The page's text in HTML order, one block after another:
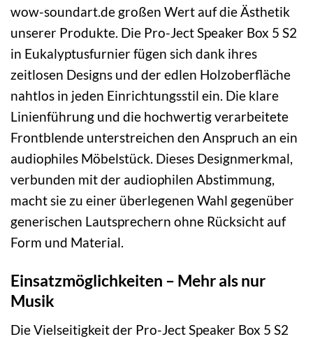
wow-soundart.de großen Wert auf die Ästhetik
unserer Produkte. Die Pro-Ject Speaker Box 5 S2
in Eukalyptusfurnier fügen sich dank ihres
zeitlosen Designs und der edlen Holzoberfläche
nahtlos in jeden Einrichtungsstil ein. Die klare
Linienführung und die hochwertig verarbeitete
Frontblende unterstreichen den Anspruch an ein
audiophiles Möbelstück. Dieses Designmerkmal,
verbunden mit der audiophilen Abstimmung,
macht sie zu einer überlegenen Wahl gegenüber
generischen Lautsprechern ohne Rücksicht auf
Form und Material.
Einsatzmöglichkeiten – Mehr als nur
Musik
Die Vielseitigkeit der Pro-Ject Speaker Box 5 S2